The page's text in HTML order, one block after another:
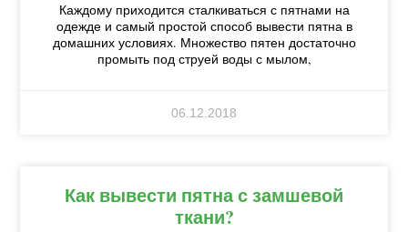
Каждому приходится сталкиваться с пятнами на
одежде и самый простой способ вывести пятна в
домашних условиях. Множество пятен достаточно
промыть под струей воды с мылом,
06.12.2018
Как вывести пятна с замшевой
ткани?